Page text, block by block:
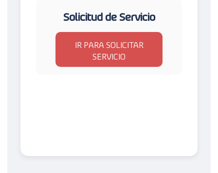
Solicitud de Servicio
IR PARA SOLICITAR
SERVICIO